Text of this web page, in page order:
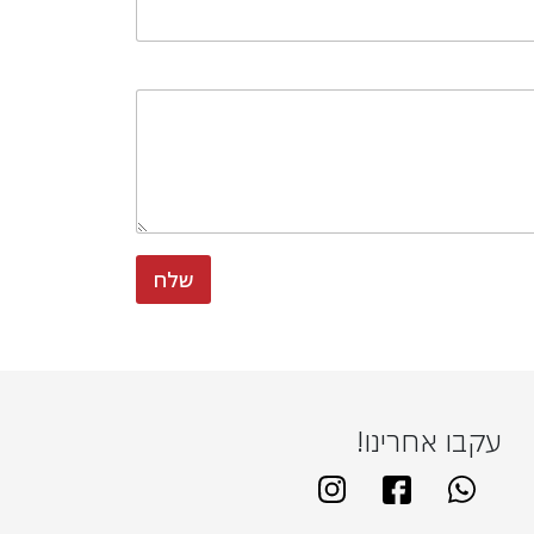
שלח
עקבו אחרינו!